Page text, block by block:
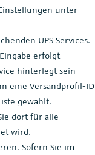
unter
UPS Services.
erfolgt
hinterlegt sein
eine Versandprofil-ID
gewählt.
dort für alle
wird.
Sofern Sie im